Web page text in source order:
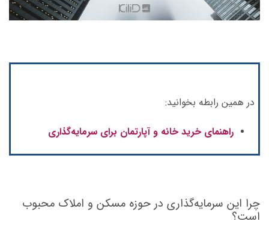
در همین رابطه بخوانید:
راهنمای خرید خانه و آپارتمان برای سرمایه‌گذاری
چرا این سرمایه‌گذاری در حوزه مسکن و املاک محبوب
است؟